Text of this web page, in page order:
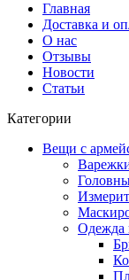
Главная
Доставка и
О нас
Отзывы
Новости
Статьи
Категории
Вещи с
Одежда